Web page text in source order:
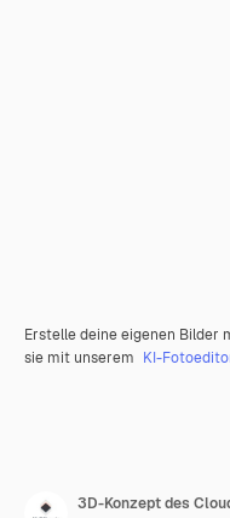
Erstelle deine eigenen Bilder
sie mit unserem KI-
3D-Konzept des